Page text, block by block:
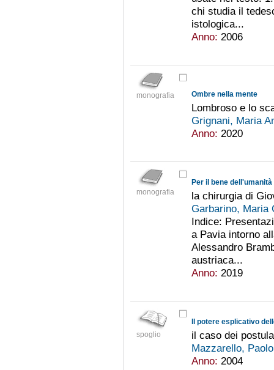
chi studia il
istologica...
Anno: 2006
monografia Ombre nella mente
Lombroso e lo
Grignani, Maria
Anno: 2020
monografia
Per il bene
la chirurgia di
Garbarino, Maria
Indice:
a Pavia intorno
Alessandro
austriaca...
Anno: 2019
spoglio
Il potere esplicativo
il caso dei
Mazzarello,
Anno: 2004